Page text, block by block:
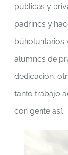
públicas y
padrinos y
búholuntarios
alumnos de
dedicación,
tanto trabajo
con gente así.